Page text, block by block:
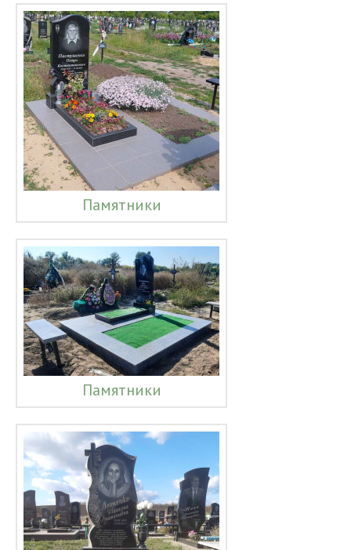
Памятники
Памятники